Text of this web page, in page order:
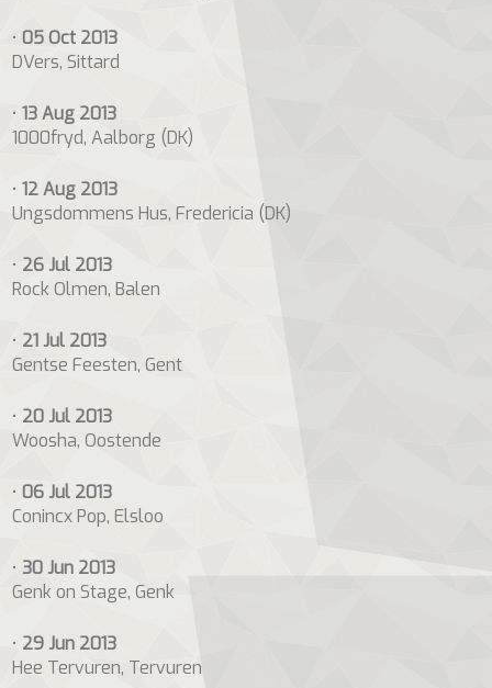
•05 Oct 2013
DVers, Sittard
•13 Aug 2013
1000fryd, Aalborg (DK)
•12 Aug 2013
Ungsdommens Hus, Fredericia (DK)
• 26 Jul 2013
Rock Olmen, Balen
• 21 Jul 2013
Gentse Feesten, Gent
• 20 Jul 2013
Woosha, Oostende
•06 Jul 2013
Conincx Pop, Elsloo
•30 Jun 2013
Genk on Stage, Genk
• 29 Jun 2013
Hee Tervuren, Tervuren